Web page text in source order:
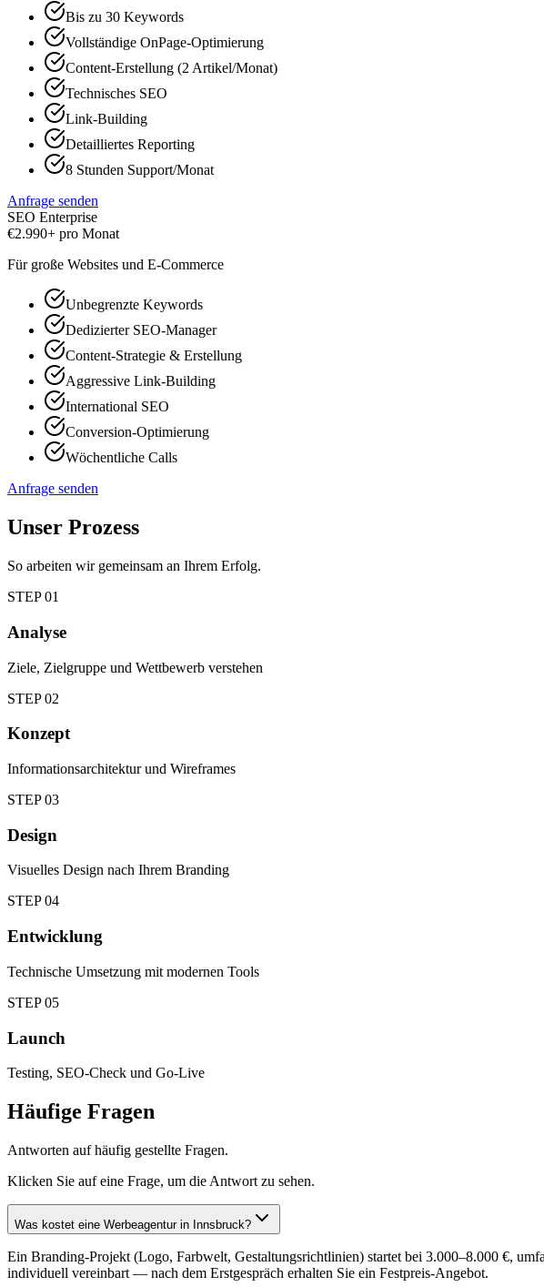
Bis zu 30 Keywords
Vollständige OnPage-Optimierung
Content-Erstellung (2 Artikel/Monat)
Technisches SEO
Link-Building
Detailliertes Reporting
8 Stunden Support/Monat
Anfrage senden
SEO Enterprise
€2.990+ pro Monat
Für große Websites und E-Commerce
Unbegrenzte Keywords
Dedizierter SEO-Manager
Content-Strategie & Erstellung
Aggressive Link-Building
International SEO
Conversion-Optimierung
Wöchentliche Calls
Anfrage senden
Unser Prozess
So arbeiten wir gemeinsam an Ihrem Erfolg.
STEP01
Analyse
Ziele, Zielgruppe und Wettbewerb verstehen
STEP02
Konzept
Informationsarchitektur und Wireframes
STEP03
Design
Visuelles Design nach Ihrem Branding
STEP04
Entwicklung
Technische Umsetzung mit modernen Tools
STEP05
Launch
Testing, SEO-Check und Go-Live
Häufige Fragen
Antworten auf häufig gestellte Fragen.
Klicken Sie auf eine Frage, um die Antwort zu sehen.
Was kostet eine Werbeagentur in Innsbruck?
Ein Branding-Projekt (Logo, Farbwelt, Gestaltungsrichtlinien) startet bei 3.000–8.000 €,
individuell vereinbart — nach dem Erstgespräch erhalten Sie ein Festpreis-Angebot.